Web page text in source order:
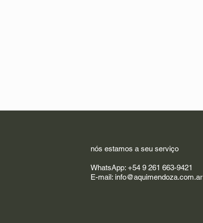
nós estamos a seu serviço
WhatsApp: +54 9 261 663-9421
E-mail: info@aquimendoza.com.ar